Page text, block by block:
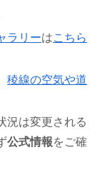
ラリーはこちら
稜線の空気や道
況は変更される
公式情報をご確